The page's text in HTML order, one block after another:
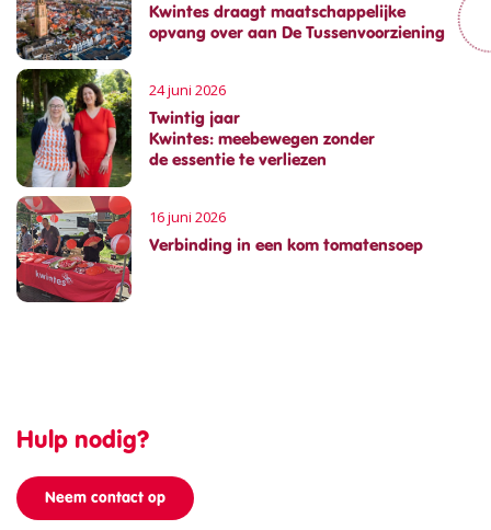
Kwintes draagt maatschappelijke
opvang over aan De Tussenvoorziening
Twintig jaar
Kwintes: meebewegen zonder
de essentie te verliezen
24 juni 2026
Verbinding in een kom tomatensoep
16 juni 2026
Hulp nodig?
Neem contact op